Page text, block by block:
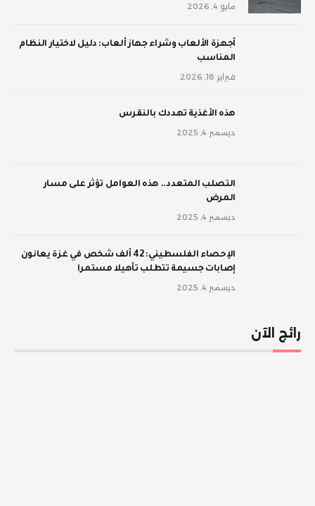
مايو 4, 2026
أجهزة الألعاب وشراء جهاز ألعاب: دليل لاختيار النظام
المناسب
فبراير 18, 2026
‫هذه الأغذية تهددك بالنقرس
ديسمبر 4, 2025
‫التصلب المتعدد.. هذه العوامل تؤثر على مسار
المرض
ديسمبر 4, 2025
الإحصاء الفلسطيني: 42 ألف شخص في غزة يعانون
إصابات جسيمة تتطلب تأهيلا مستمرا
ديسمبر 4, 2025
رائج الآن